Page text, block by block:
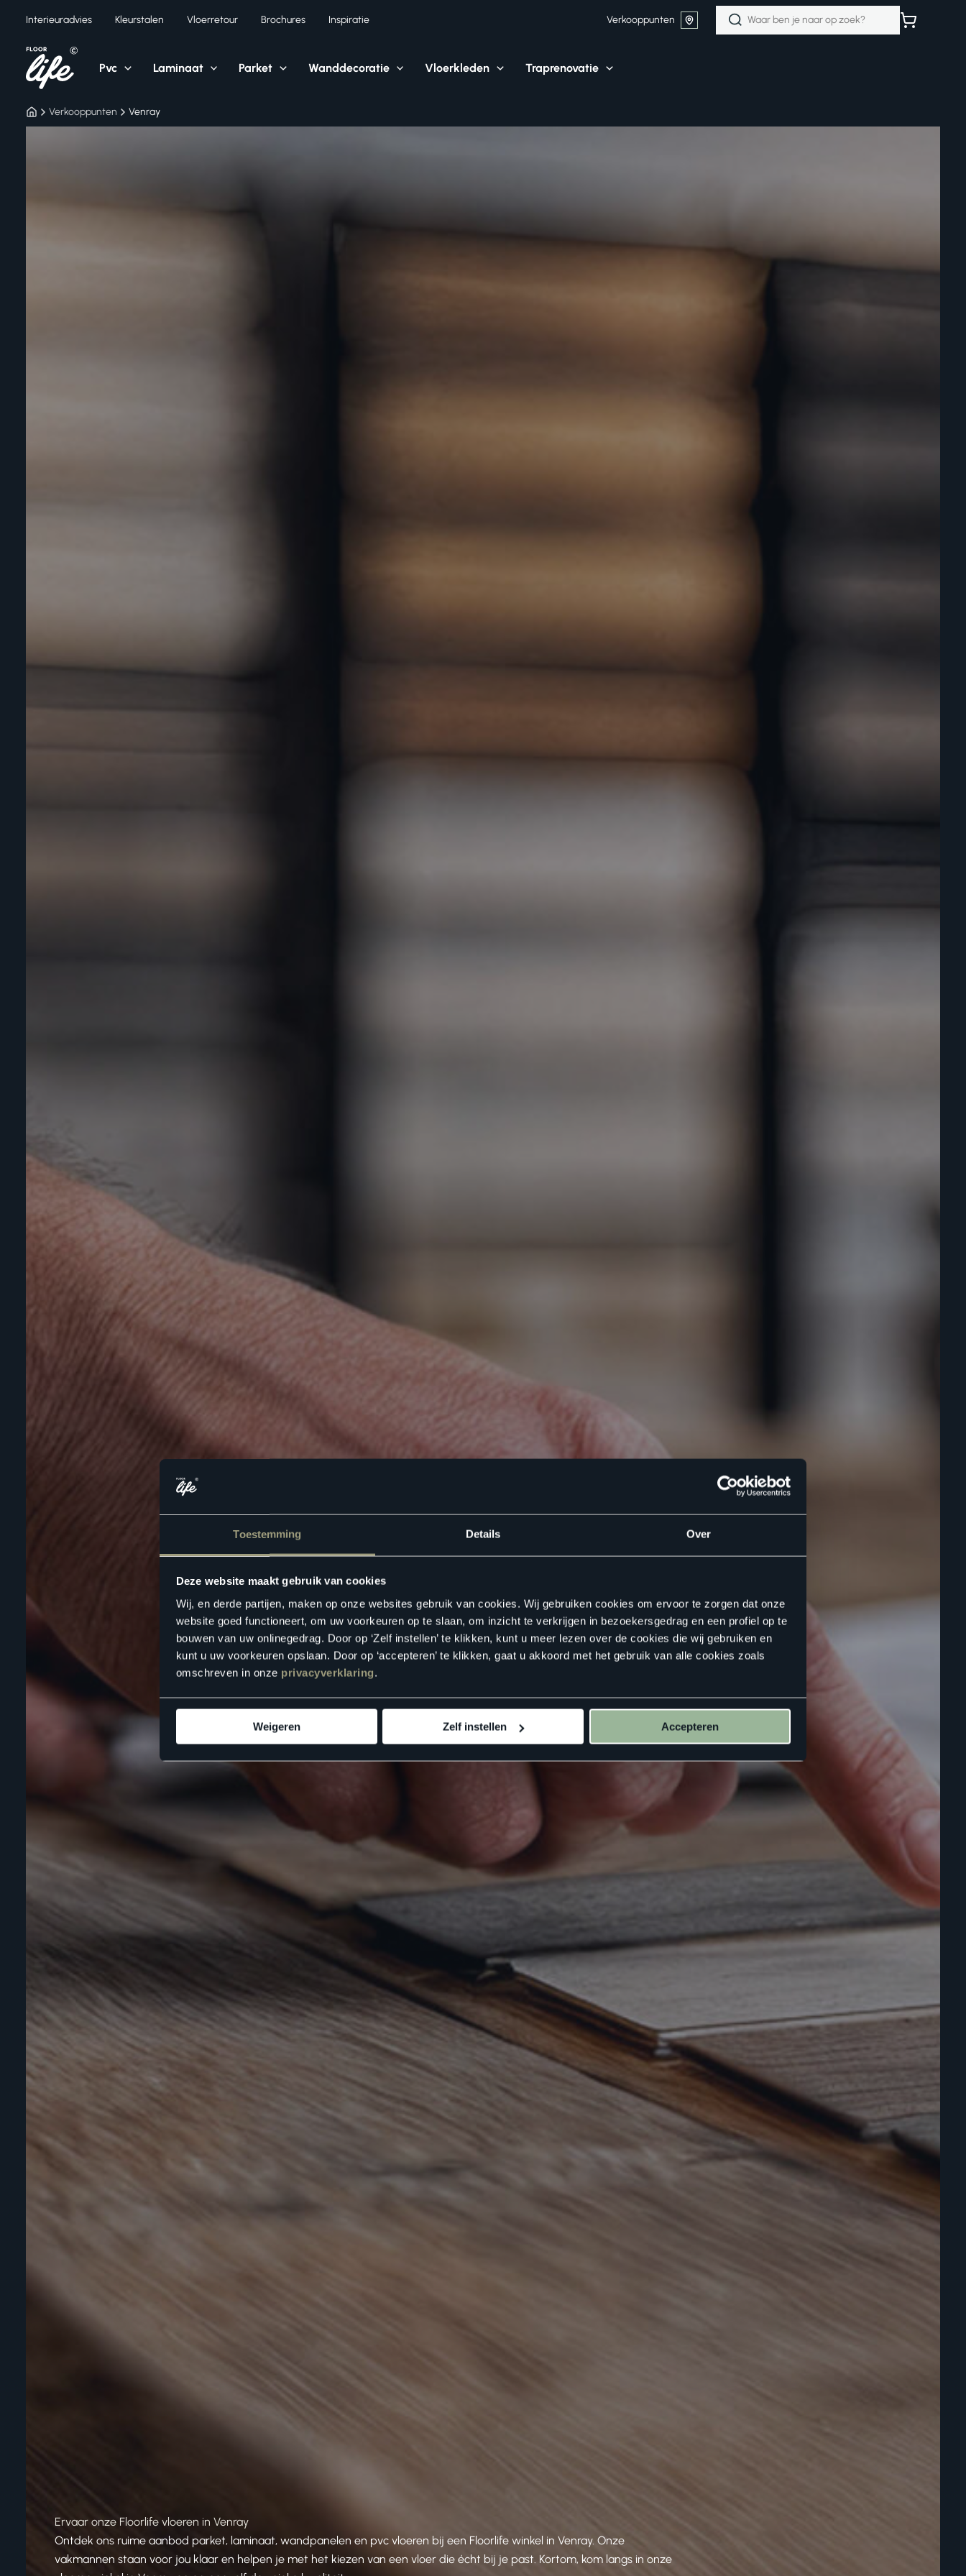
Toestemming Details Over
Deze website maakt gebruik van cookies
Wij, en derde partijen, maken op onze websites gebruik van cookies. Wij gebruiken cookies om ervoor te zorgen dat onze
website goed functioneert, om uw voorkeuren op te slaan, om inzicht te verkrijgen in bezoekersgedrag en een profiel op te
bouwen van uw onlinegedrag. Door op ‘Zelf instellen’ te klikken, kunt u meer lezen over de cookies die wij gebruiken en
kunt u uw voorkeuren opslaan. Door op ‘accepteren’ te klikken, gaat u akkoord met het gebruik van alle cookies zoals
omschreven in onze privacyverklaring.
Weigeren Zelf instellen Accepteren
inhoud
Interieuradvies Kleurstalen Vloerretour Brochures Inspiratie Verkooppunten
Zoeken
naar:
Pvc Laminaat Parket Wanddecoratie Vloerkleden Traprenovatie
Verkooppunten Venray
Ervaar onze Floorlife vloeren in Venray
Ontdek ons ruime aanbod parket, laminaat, wandpanelen en pvc vloeren bij een Floorlife winkel in Venray. Onze
vakmannen staan voor jou klaar en helpen je met het kiezen van een vloer die écht bij je past. Kortom, kom langs in onze